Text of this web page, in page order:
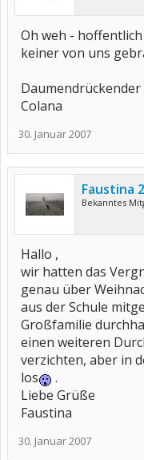
Oh weh -
keiner von uns
Colana
30. Januar 2007
Faustina
Bekanntes
Hallo ,
wir hatten das
genau über
aus der Schule
Großfamilie
einen weiteren
verzichten, aber in
los
.
Liebe Grüße
Faustina
30. Januar 2007